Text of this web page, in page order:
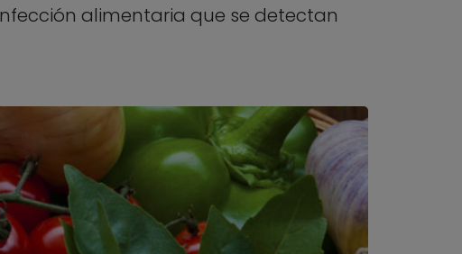
alimentaria que se detectan